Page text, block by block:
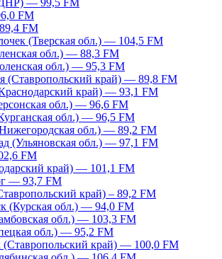
— 99,5 FM
FM
FM
(Тверская обл.) — 104,5 FM
обл.) — 88,3 FM
обл.) — 95,3 FM
(Ставропольский край) — 89,8 FM
край) — 93,1 FM
обл.) — 96,6 FM
обл.) — 96,5 FM
обл.) — 89,2 FM
(Ульяновская обл.) — 97,1 FM
FM
край) — 101,1 FM
— 93,7 FM
край) – 89,2 FM
(Курская обл.) — 94,0 FM
обл.) — 103,3 FM
обл.) — 95,2 FM
(Ставропольский край) — 100,0 FM